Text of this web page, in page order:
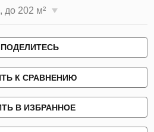
до 202 м²
ПОДЕЛИТЕСЬ
К СРАВНЕНИЮ
В ИЗБРАННОЕ